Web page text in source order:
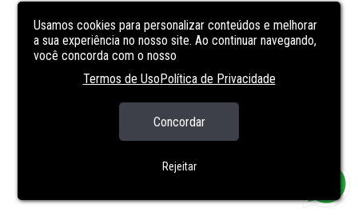
Usamos cookies para personalizar conteúdos e melhorar
a sua experiência no nosso site. Ao continuar navegando,
você concorda com o nosso
Termos de UsoPolítica de Privacidade
Concordar
Rejeitar